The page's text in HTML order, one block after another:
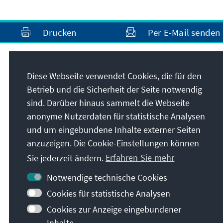
Drucken Per E-Mail senden
Kontakt
Office.Belgrade@kas.de
+381 11 4024-163
+381 11 4024-163
Alle Kontaktoptionen im Überblick
Diese Webseite verwendet Cookies, die für den
Betrieb und die Sicherheit der Seite notwendig
sind. Darüber hinaus sammelt die Webseite
anonyme Nutzerdaten für statistische Analysen
und um eingebundene Inhalte externer Seiten
anzuzeigen. Die Cookie-Einstellungen können
Sie jederzeit ändern. Erfahren Sie mehr
Notwendige technische Cookies
Cookies für statistische Analysen
Cookies zur Anzeige eingebundener